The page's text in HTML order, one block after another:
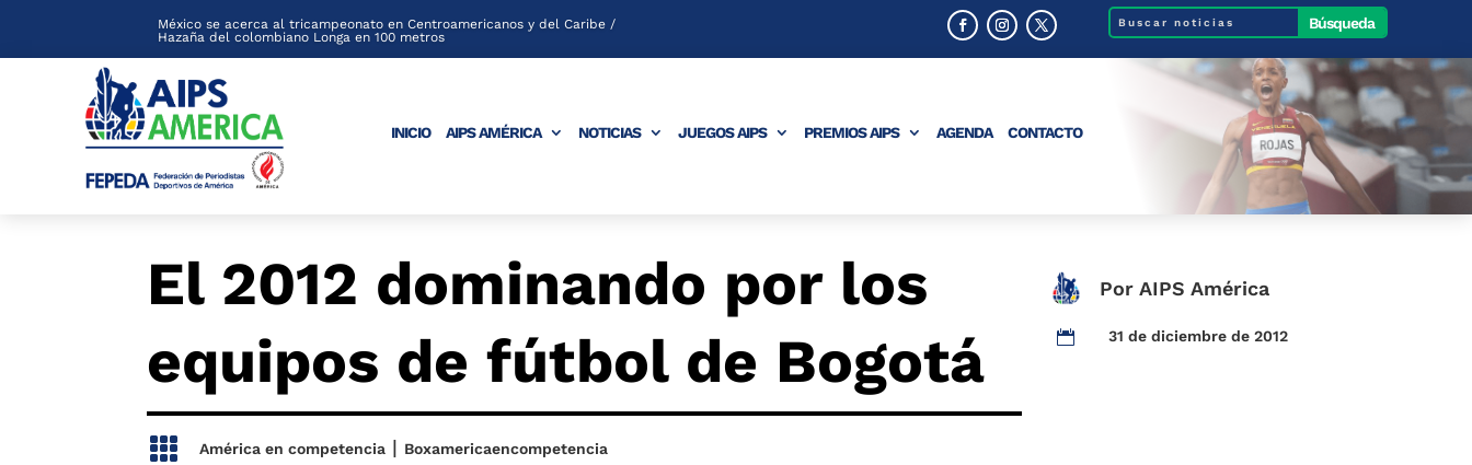
México se acerca al tricampeonato en Centroamericanos y del Caribe /
Hazaña del colombiano Longa en 100 metros
INICIO AIPS AMÉRICA NOTICIAS JUEGOS AIPS PREMIOS AIPS AGENDA CONTACTO
El 2012 dominando por los
equipos de fútbol de Bogotá
 América en competencia| Boxamericaencompetencia
Por AIPS América
 31 de diciembre de 2012